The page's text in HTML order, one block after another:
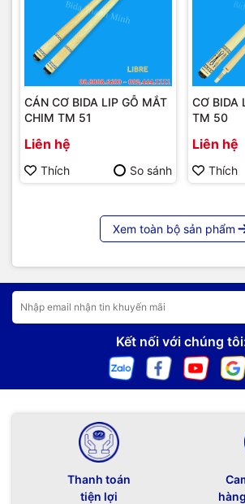
CÁN CƠ BIDA LIP GỖ MẮT
CHIM TM 51
Liên hệ
Thích So sánh
CƠ BIDA
TM 50
Liên hệ
Thích
Xem toàn bộ sản phẩm
Kết nối với chúng
Thanh toán
tiện lợi